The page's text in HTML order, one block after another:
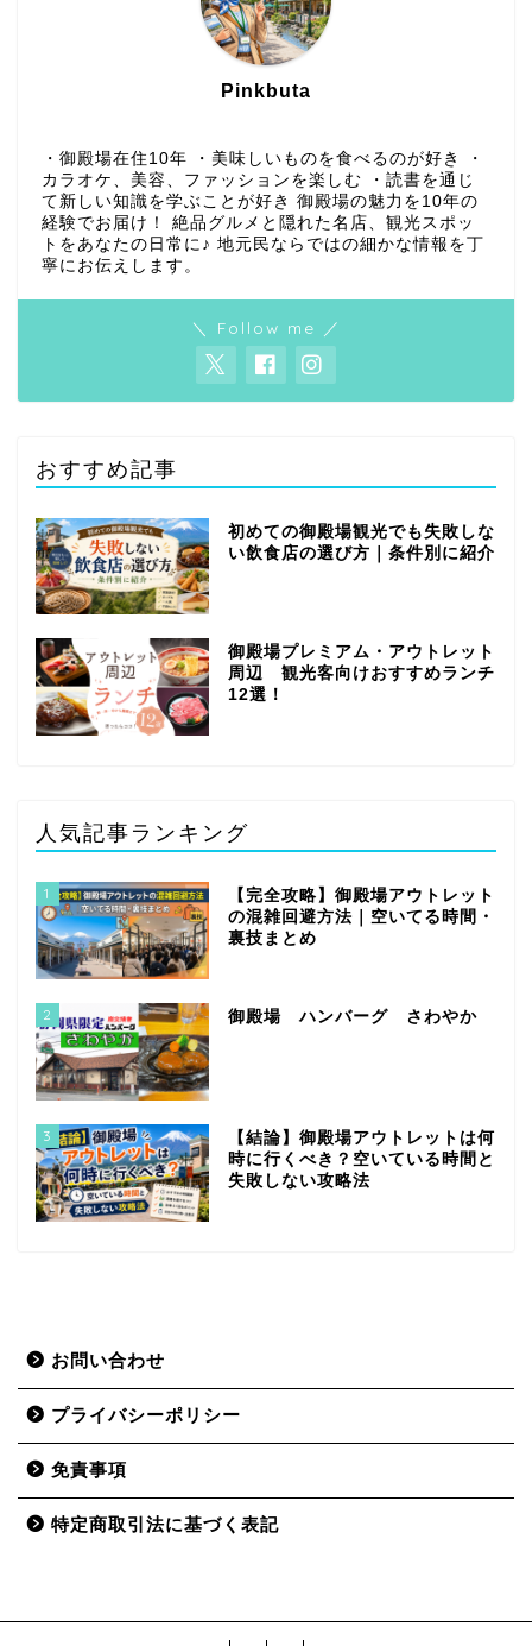
Pinkbuta
・御殿場在住10年 ・美味しいものを食べるのが好き ・
カラオケ、美容、ファッションを楽しむ ・読書を通じ
て新しい知識を学ぶことが好き 御殿場の魅力を10年の
経験でお届け！ 絶品グルメと隠れた名店、観光スポッ
トをあなたの日常に♪ 地元民ならではの細かな情報を丁
寧にお伝えします。
＼ Follow me ／
おすすめ記事
初めての御殿場観光でも失敗しな
い飲食店の選び方｜条件別に紹介
御殿場プレミアム・アウトレット
周辺 観光客向けおすすめランチ
12選！
人気記事ランキング
1
【完全攻略】御殿場アウトレット
の混雑回避方法｜空いてる時間・
裏技まとめ
2 御殿場 ハンバーグ さわやか
3
【結論】御殿場アウトレットは何
時に行くべき？空いている時間と
失敗しない攻略法
お問い合わせ
プライバシーポリシー
免責事項
特定商取引法に基づく表記